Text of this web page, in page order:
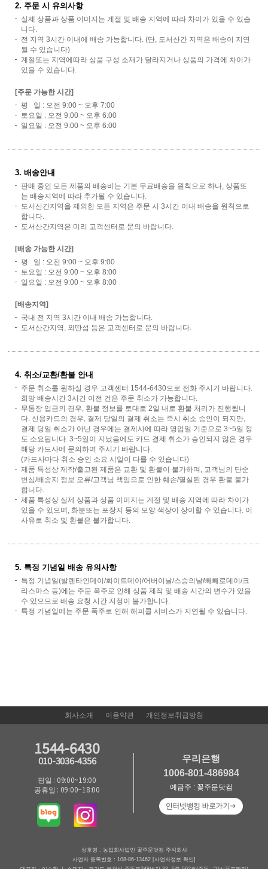
2. 주문 시 유의사항
실제 상품과 상품 이미지는 계절 및 배송 지역에 따라 차이가 있을 수 있습
니다.
전 지역 3시간 이내에 배송 가능합니다. (단, 도서산간 지역은 배송이 지연
될 수 있습니다)
계절또는 지역에따라 상품 구성 소재가 달라지거나 상품의 가격에 차이가
있을 수 있습니다.
[주문 가능한 시간]
평 일 : 오전 9:00 ~ 오후 7:00
토요일 : 오전 9:00 ~ 오후 6:00
일요일 : 오전 9:00 ~ 오후 6:00
3. 배송안내
판매 중인 모든 제품의 배송비는 기본 무료배송을 원칙으로 하나, 상품또
는 배송지역에 따라 추가될 수 있습니다.
도서산간지역을 제외한 모든 지역은 주문 시 3시간 이내 배송을 원칙으로
합니다.
도서산간지역은 미리 고객센터로 문의 바랍니다.
[배송 가능한 시간]
평 일 : 오전 9:00 ~ 오후 9:00
토요일 : 오전 9:00 ~ 오후 8:00
일요일 : 오전 9:00 ~ 오후 8:00
[배송지역]
국내 전 지역 3시간 이내 배송 가능합니다.
도서산간지역, 외딴섬 등은 고객센터로 문의 바랍니다.
4. 취소/교환/환불 안내
주문 취소를 원하실 경우 고객센터 1544-6430으로 전화 주시기 바랍니다.
희망 배송시간 3시간 이전 건은 주문 취소가 가능합니다.
무통장 입금의 경우, 환불 정보를 토대로 2일 내로 환불 처리가 진행됩니
다. 신용카드의 경우, 결제 당일의 결제 취소는 즉시 취소 승인이 되지만,
결제 당일 취소가 아닌 경우에는 결제사에 따라 영업일 기준으로 3~5일 정
도 소요됩니다. 3~5일이 지났음에도 카드 결제 취소가 승인되지 않은 경우
해당 카드사에 문의하여 주시기 바랍니다.
(카드사마다 취소 승인 소요 시일이 다를 수 있습니다)
제품 특성상 제작/출고된 제품은 교환 및 환불이 불가하며, 고객님의 단순
변심/배송지 정보 오류/고객님 책임으로 인한 훼손/멸실된 경우 환불 불가
합니다.
제품 특성상 실제 상품과 상품 이미지는 계절 및 배송 지역에 따라 차이가
있을 수 있으며, 화분또는 포장지 등의 모양 색상이 상이할 수 있습니다. 이
사유로 취소 및 환불은 불가합니다.
5. 특정 기념일 배송 유의사항
특정 기념일(발렌타인데이/화이트데이/어버이날/스승의날/빼빼로데이/크
리스마스 등)에는 주문 폭주로 인해 상품 제작 및 배송 시간의 변수가 있을
수 있으므로 배송 요청 시간 지정이 불가합니다.
특정 기념일에는 주문 폭주로 인해 해피콜 서비스가 지연될 수 있습니다.
회사소개 이용약관 개인정보취급방침
1544-6430
010-3036-4356
평일 : 09:00~19:00
공휴일 : 09:00~18:00
우리은행
1006-801-486984
예금주 : 꽃주문닷컴
상호명 : 농업회사법인 꽃주문닷컴 주식회사
사업자 등록번호 : 108-86-13462 [사업자정보 확인]